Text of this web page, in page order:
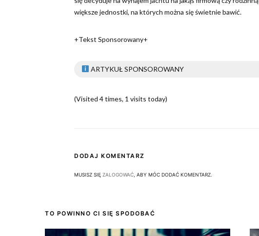
większe jednostki, na których można się świetnie bawić.
+Tekst Sponsorowany+
ARTYKUŁ SPONSOROWANY
(Visited 4 times, 1 visits today)
DODAJ KOMENTARZ
MUSISZ SIĘ ZALOGOWAĆ , ABY MÓC DODAĆ KOMENTARZ.
TO POWINNO CI SIĘ SPODOBAĆ